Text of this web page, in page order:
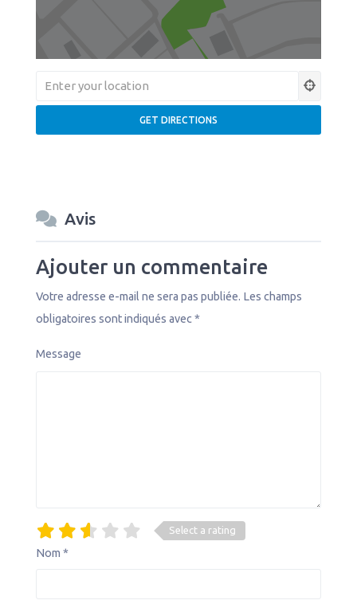
Avis
Ajouter un commentaire
Votre adresse e-mail ne sera pas publiée. Les champs
obligatoires sont indiqués avec *
Message
Select a rating
Nom *